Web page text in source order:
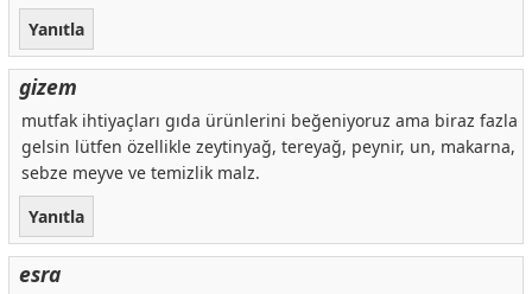
Yanıtla
gizem
mutfak ihtiyaçları gıda ürünlerini beğeniyoruz ama biraz fazla
gelsin lütfen özellikle zeytinyağ, tereyağ, peynir, un, makarna,
sebze meyve ve temizlik malz.
Yanıtla
esra